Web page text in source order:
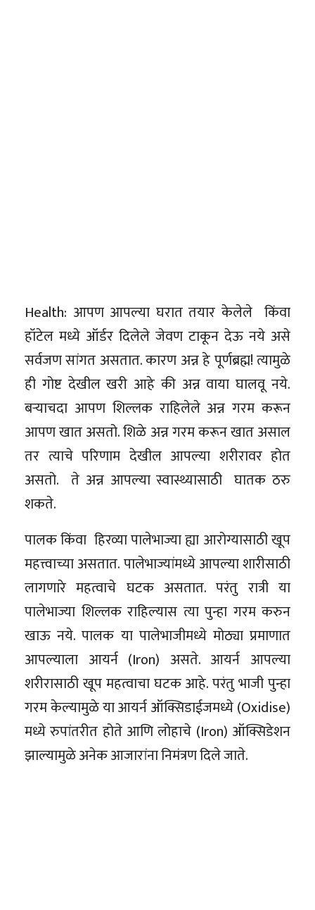
Health: आपण आपल्या घरात तयार केलेले किंवा
हॉटेल मध्ये ऑर्डर दिलेले जेवण टाकून देऊ नये असे
सर्वजण सांगत असतात. कारण अन्न हे पूर्णब्रह्म! त्यामुळे
ही गोष्ट देखील खरी आहे की अन्न वाया घालवू नये.
बऱ्याचदा आपण शिल्लक राहिलेले अन्न गरम करून
आपण खात असतो. शिळे अन्न गरम करून खात असाल
तर त्याचे परिणाम देखील आपल्या शरीरावर होत
असतो. ते अन्न आपल्या स्वास्थ्यासाठी घातक ठरु
शकते.
पालक किंवा हिरव्या पालेभाज्या ह्या आरोग्यासाठी खूप
महत्त्वाच्या असतात. पालेभाज्यांमध्ये आपल्या शारीसाठी
लागणारे महत्वाचे घटक असतात. परंतु रात्री या
पालेभाज्या शिल्लक राहिल्यास त्या पुन्हा गरम करुन
खाऊ नये. पालक या पालेभाजीमध्ये मोठ्या प्रमाणात
आपल्याला आयर्न (Iron) असते. आयर्न आपल्या
शरीरासाठी खूप महत्वाचा घटक आहे. परंतु भाजी पुन्हा
गरम केल्यामुळे या आयर्न ऑक्सिडाईजमध्ये (Oxidise)
मध्ये रुपांतरीत होते आणि लोहाचे (Iron) ऑक्सिडेशन
झाल्यामुळे अनेक आजारांना निमंत्रण दिले जाते.